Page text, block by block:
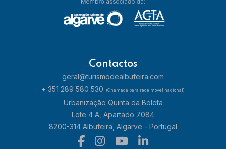
Contactos
geral@turismodealbufeira.com
+ 351 289 580 530
(Chamada para rede móvel nacional)
Urbanização Quinta da Bolota
Lote 4 A, Apartado 7084
8200-314 Albufeira, Algarve - Portugal